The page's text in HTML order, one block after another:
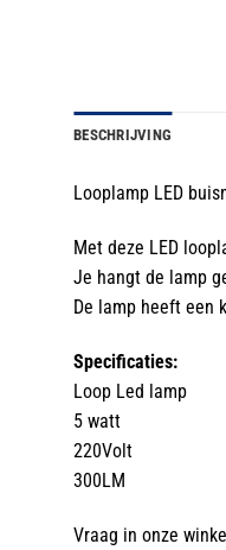
BESCHRIJVING
Looplamp LED
Met deze LED
Je hangt de lamp
De lamp heeft een
Specificaties:
Loop Led lamp
5 watt
220Volt
300LM
Vraag in onze